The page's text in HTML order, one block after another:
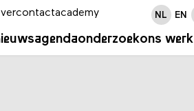
agendaonderzoekons werk
contactacademy NL EN